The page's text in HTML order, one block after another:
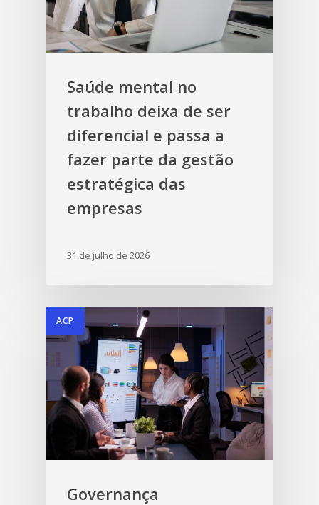
Saúde mental no
trabalho deixa de ser
diferencial e passa a
fazer parte da gestão
estratégica das
empresas
31 de julho de 2026
ACP
Governança